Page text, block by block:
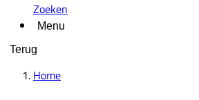
Zoeken
Menu
Terug
Home